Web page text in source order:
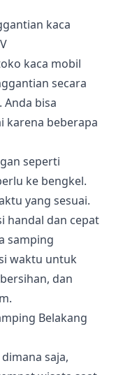
kaca
kaca mobil
secara
bisa
karena beberapa
seperti
ke bengkel.
yang sesuai.
handal dan cepat
samping
waktu untuk
dan
saja,